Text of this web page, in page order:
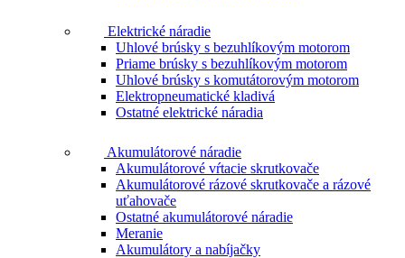
Elektrické náradie
Uhlové brúsky s bezuhlíkovým motorom
Priame brúsky s bezuhlíkovým motorom
Uhlové brúsky s komutátorovým motorom
Elektropneumatické kladivá
Ostatné elektrické náradia
Akumulátorové náradie
Akumulátorové vŕtacie skrutkovače
Akumulátorové rázové skrutkovače a rázové
uťahovače
Ostatné akumulátorové náradie
Meranie
Akumulátory a nabíjačky